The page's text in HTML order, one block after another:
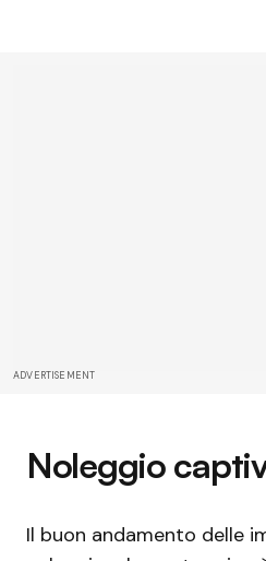
ADVERTISEMENT
Noleggio
Il buon andamento delle